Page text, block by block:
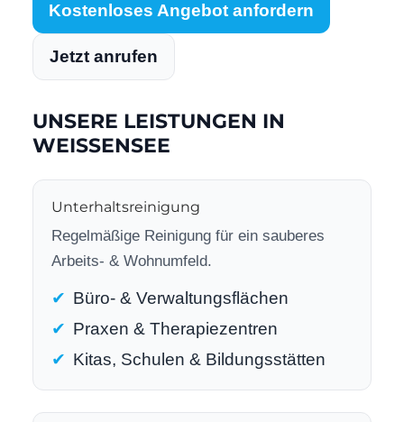
Kostenloses Angebot anfordern
Jetzt anrufen
UNSERE LEISTUNGEN IN
WEISSENSEE
Unterhaltsreinigung
Regelmäßige Reinigung für ein sauberes
Arbeits- & Wohnumfeld.
Büro- & Verwaltungsflächen
Praxen & Therapiezentren
Kitas, Schulen & Bildungsstätten